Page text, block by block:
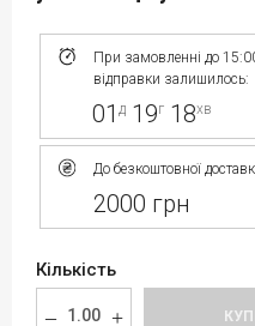
При замовленні до
відправки залишилось:
01д 19г 18хв
До безкоштовної
2000 грн
Кількість